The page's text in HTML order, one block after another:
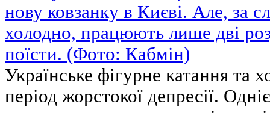
Українське фігурне катання та
період жорстокої депресії.